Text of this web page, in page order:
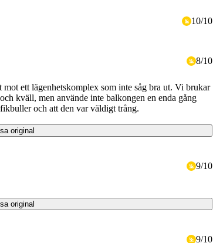
10/10
8/10
ett lägenhetskomplex som inte såg bra ut. Vi brukar
kväll, men använde inte balkongen en enda gång
och att den var väldigt trång.
original
9/10
original
9/10